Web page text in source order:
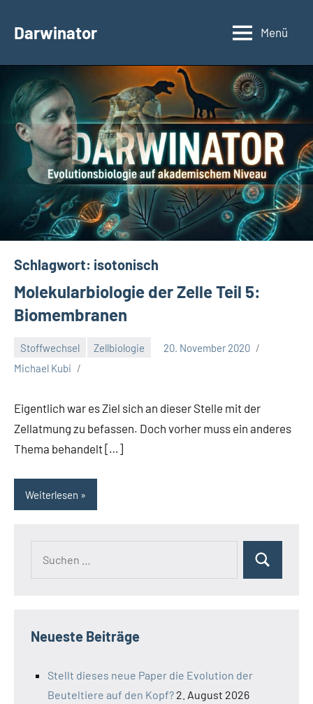
InhaltDarwinator
Evolutionsbiologie
Menü
Schlagwort: isotonisch
Molekularbiologie der Zelle Teil 5:
Biomembranen
Stoffwechsel Zellbiologie
20. November 2020
Michael Kubi
Eigentlich war es Ziel sich an dieser Stelle mit der
Zellatmung zu befassen. Doch vorher muss ein anderes
Thema behandelt […]
Weiterlesen
Suchen
Neueste Beiträge
Stellt dieses neue Paper die Evolution der
Beuteltiere auf den Kopf? 2. August 2026